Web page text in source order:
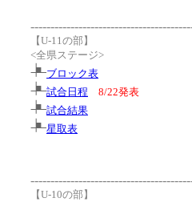
【U-11の部】
<全県ステージ>
ブロック表
試合日程
8/22発表
試合結果
星取表
【U-10の部】